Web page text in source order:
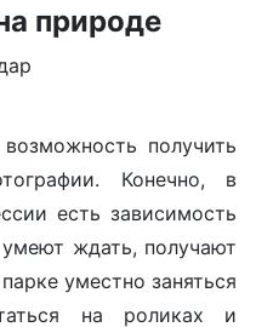
природе
получить
Конечно, в
есть зависимость
ждать, получают
уместно заняться
на роликах и